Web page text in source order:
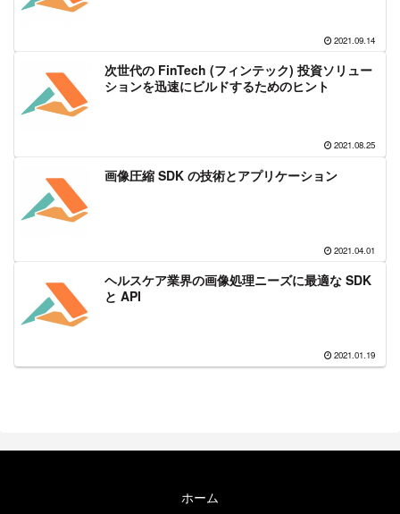
2021.09.14
次世代の FinTech (フィンテック) 投資ソリュー
ションを迅速にビルドするためのヒント
2021.08.25
画像圧縮 SDK の技術とアプリケーション
2021.04.01
ヘルスケア業界の画像処理ニーズに最適な SDK
と API
2021.01.19
ホーム